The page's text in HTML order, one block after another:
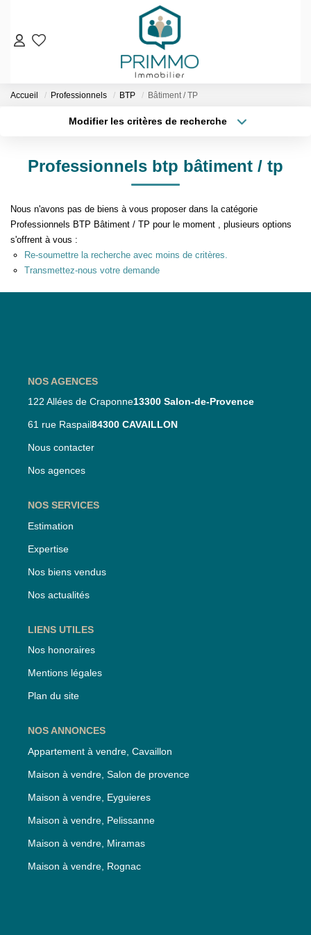
VENTES
Nos Biens En Vente
Nos Biens Vendus
LOCATIONS
NOS AGENCES
Qui Sommes-Nous
Accueil Professionnels BTP Bâtiment / TP
Modifier les critères de recherche
Budget max
Plus de critères Créer une alerte
Professionnels btp bâtiment / tp
Nous n'avons pas de biens à vous proposer dans la catégorie
Professionnels BTP Bâtiment / TP pour le moment , plusieurs options
s'offrent à vous :
Re-soumettre la recherche avec moins de critères.
Transmettez-nous votre demande
NOS AGENCES
122 Allées de Craponne13300 Salon-de-Provence
61 rue Raspail84300 CAVAILLON
Nous contacter
Nos agences
NOS SERVICES
Estimation
Expertise
Nos biens vendus
Nos actualités
LIENS UTILES
Nos honoraires
Mentions légales
Plan du site
NOS ANNONCES
Appartement à vendre, Cavaillon
Maison à vendre, Salon de provence
Maison à vendre, Eyguieres
Maison à vendre, Pelissanne
Maison à vendre, Miramas
Maison à vendre, Rognac